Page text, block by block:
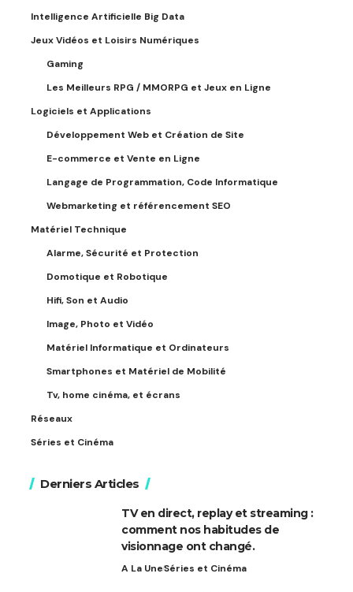
Intelligence Artificielle Big Data
Jeux Vidéos et Loisirs Numériques
Gaming
Les Meilleurs RPG / MMORPG et Jeux en Ligne
Logiciels et Applications
Développement Web et Création de Site
E-commerce et Vente en Ligne
Langage de Programmation, Code Informatique
Webmarketing et référencement SEO
Matériel Technique
Alarme, Sécurité et Protection
Domotique et Robotique
Hifi, Son et Audio
Image, Photo et Vidéo
Matériel Informatique et Ordinateurs
Smartphones et Matériel de Mobilité
Tv, home cinéma, et écrans
Réseaux
Séries et Cinéma
Derniers Articles
TV en direct, replay et streaming :
comment nos habitudes de
visionnage ont changé.
A La UneSéries et Cinéma